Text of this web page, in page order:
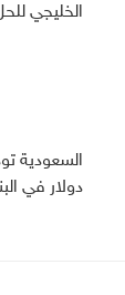
الخليجي
دولار في